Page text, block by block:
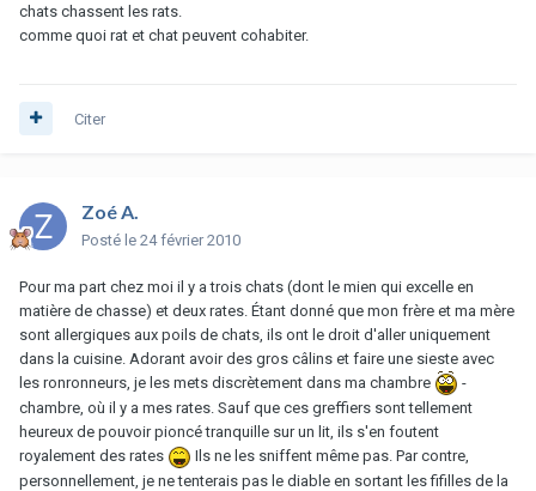
chats chassent les rats.
comme quoi rat et chat peuvent cohabiter.
Citer
Zoé A.
Posté le 24 février 2010
Pour ma part chez moi il y a trois chats (dont le mien qui excelle en
matière de chasse) et deux rates. Étant donné que mon frère et ma mère
sont allergiques aux poils de chats, ils ont le droit d'aller uniquement
dans la cuisine. Adorant avoir des gros câlins et faire une sieste avec
les ronronneurs, je les mets discrètement dans ma chambre
-
chambre, où il y a mes rates. Sauf que ces greffiers sont tellement
heureux de pouvoir pioncé tranquille sur un lit, ils s'en foutent
royalement des rates
Ils ne les sniffent même pas. Par contre,
personnellement, je ne tenterais pas le diable en sortant les fifilles de la